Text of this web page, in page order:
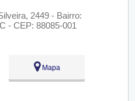
2449 - Bairro:
- CEP: 88085-001
Mapa